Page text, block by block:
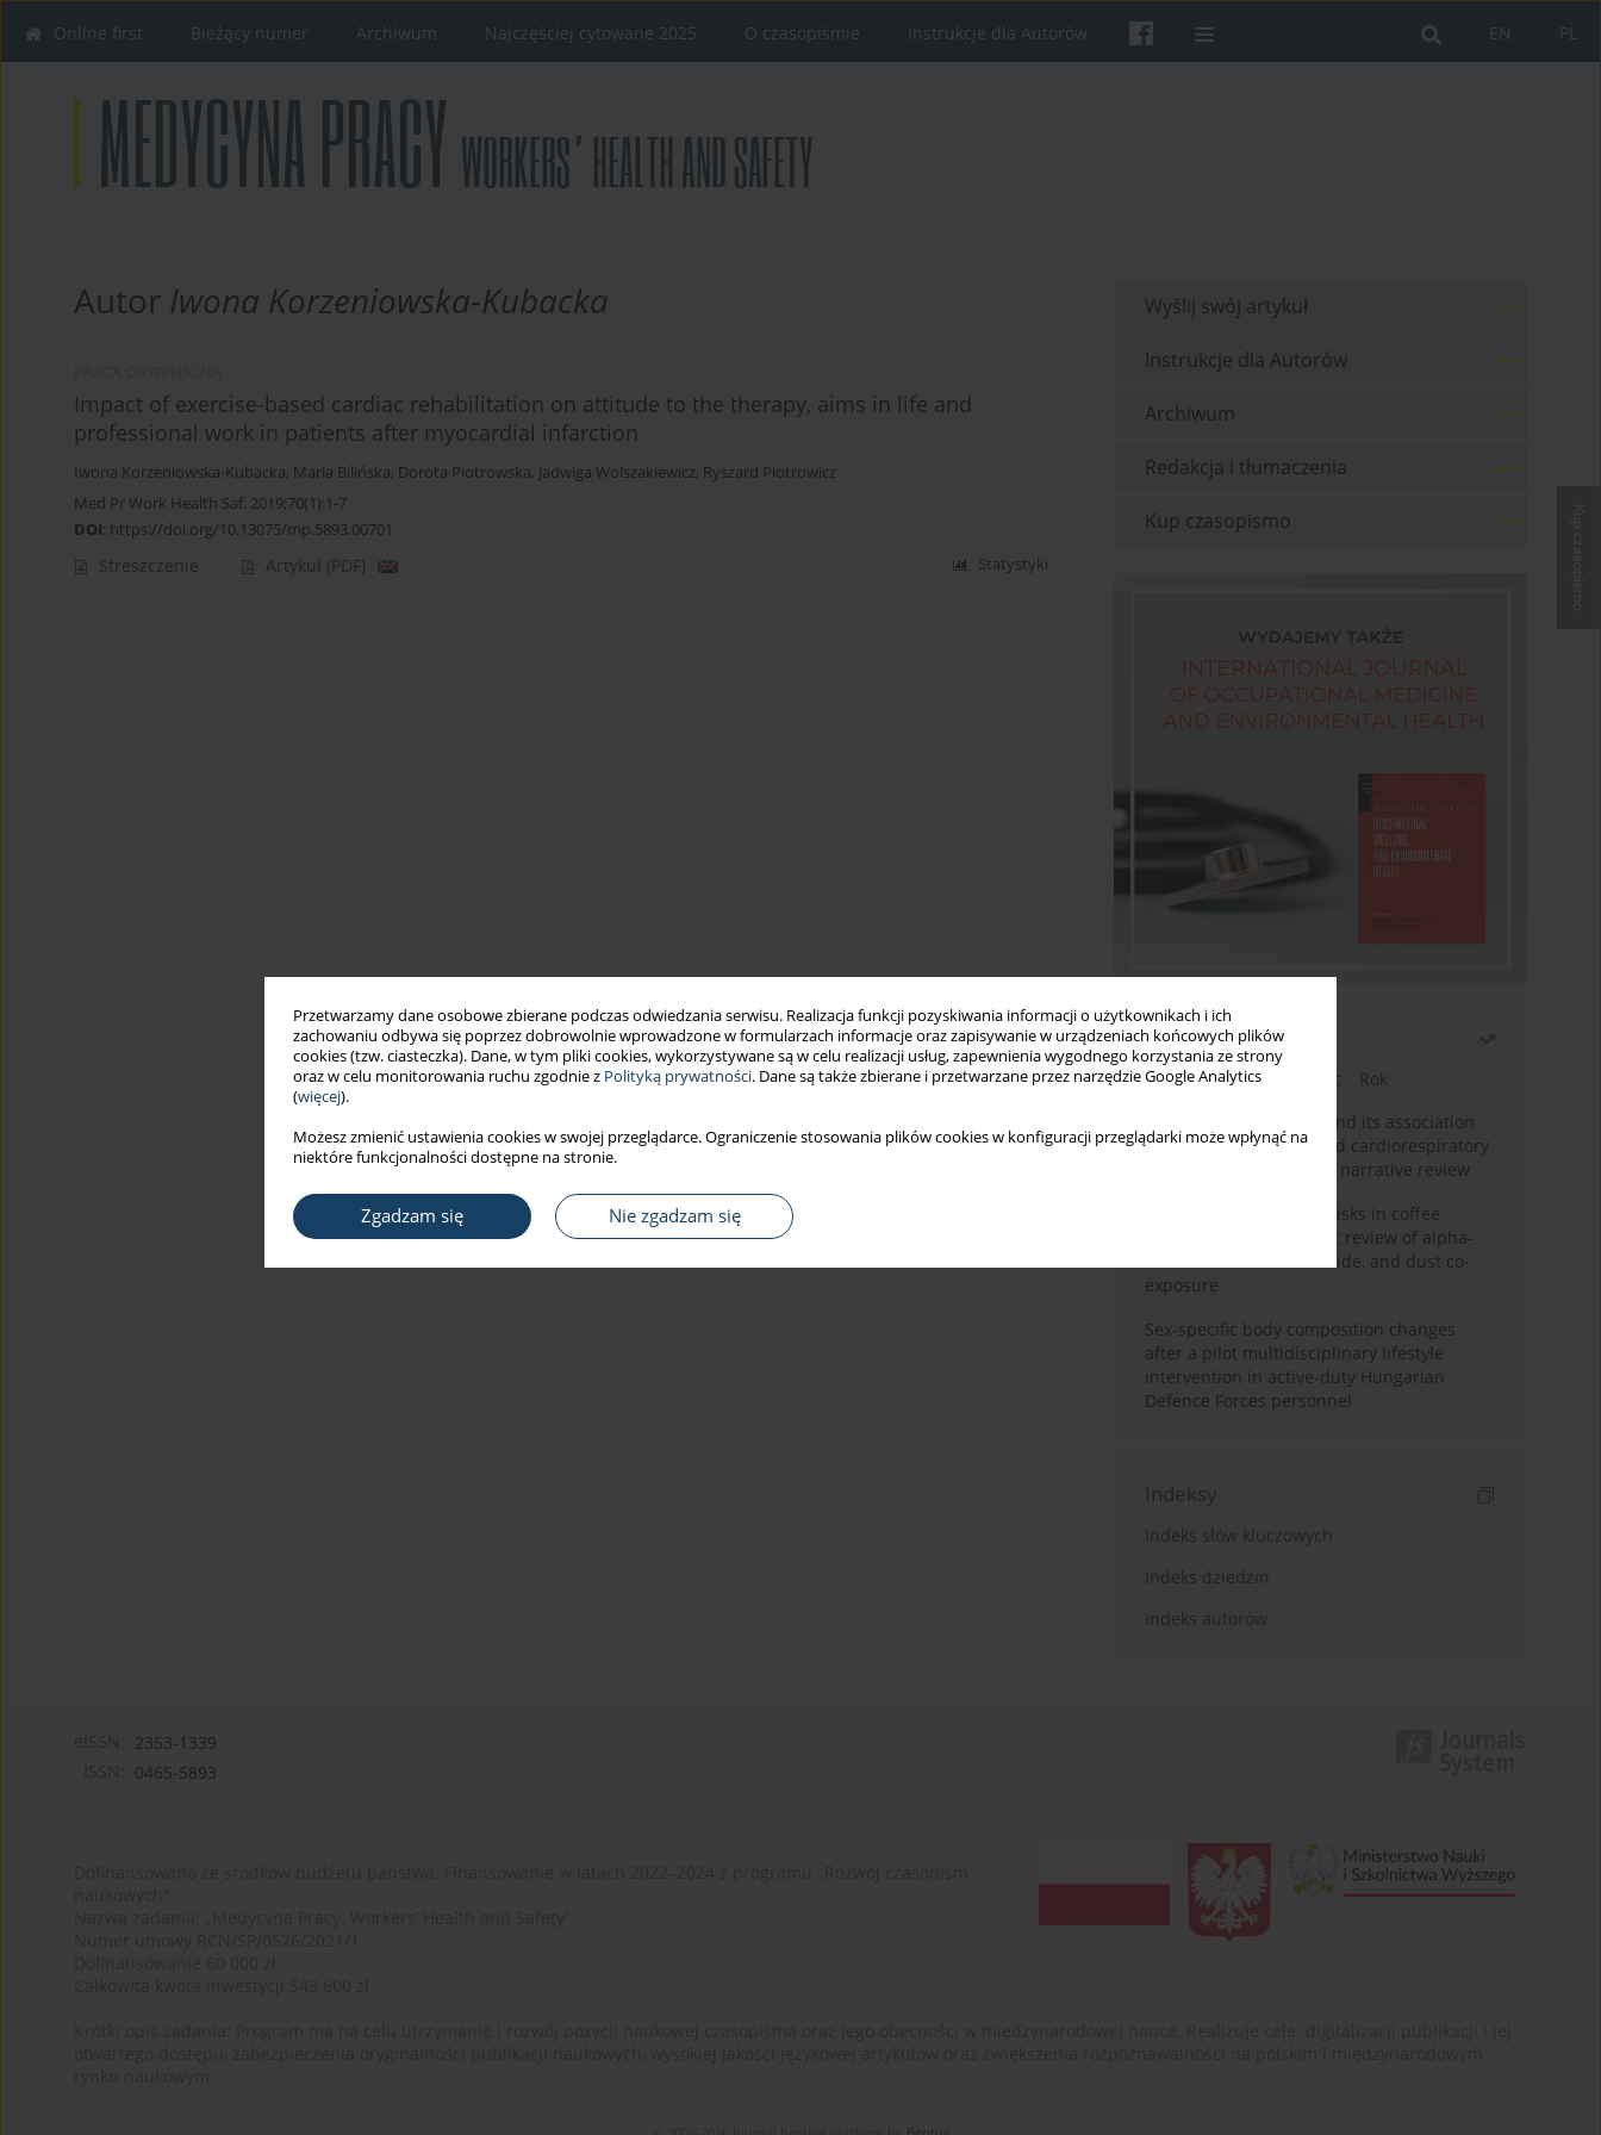
Przetwarzamy dane osobowe zbierane podczas odwiedzania serwisu. Realizacja funkcji pozyskiwania informacji o użytkownikach i ich
zachowaniu odbywa się poprzez dobrowolnie wprowadzone w formularzach informacje oraz zapisywanie w urządzeniach końcowych plików
cookies (tzw. ciasteczka). Dane, w tym pliki cookies, wykorzystywane są w celu realizacji usług, zapewnienia wygodnego korzystania ze strony
oraz w celu monitorowania ruchu zgodnie z Polityką prywatności. Dane są także zbierane i przetwarzane przez narzędzie Google Analytics
(więcej).
Możesz zmienić ustawienia cookies w swojej przeglądarce. Ograniczenie stosowania plików cookies w konfiguracji przeglądarki może wpłynąć na
niektóre funkcjonalności dostępne na stronie.
Zgadzam się Nie zgadzam się
PL
EN
Online first Bieżący numer Archiwum Najczęściej cytowane 2025 O czasopiśmie Instrukcje dla Autorów
Autor Iwona Korzeniowska-Kubacka
Impact of exercise-based cardiac rehabilitation on attitude to the therapy, aims in life and
professional work in patients after myocardial infarction
Iwona Korzeniowska-Kubacka, Maria Bilińska, Dorota Piotrowska, Jadwiga Wolszakiewicz, Ryszard Piotrowicz
Med Pr Work Health Saf. 2019;70(1):1-7
DOI: https://doi.org/10.13075/mp.5893.00701
Streszczenie Artykuł (PDF) Statystyki
Wyślij swój artykuł
Instrukcje dla Autorów
Archiwum
Redakcja i tłumaczenia
Kup czasopismo
Najczęściej czytane
Bieżący numer Miesiąc
Rok
Occupational burnout and its association
with physical activity and cardiorespiratory
fitness among nurses: a narrative review
Synergistic respiratory risks in coffee
processing: a systematic review of alpha-
diketone, carbon monoxide, and dust co-
exposure
Sex-specific body composition changes
after a pilot multidisciplinary lifestyle
intervention in active-duty Hungarian
Defence Forces personnel
Indeksy
Indeks słów kluczowych
Indeks dziedzin
Indeks autorów
2353-1339
0465-5893